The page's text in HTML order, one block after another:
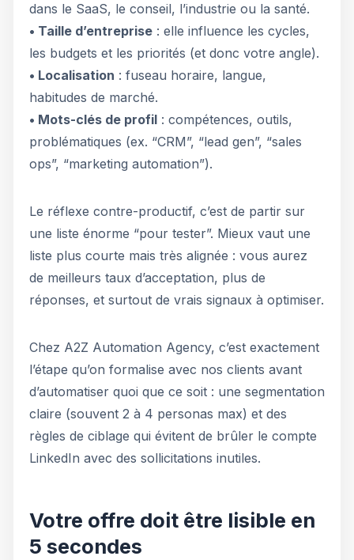
dans le SaaS, le conseil, l’industrie ou la santé.
• Taille d’entreprise : elle influence les cycles,
les budgets et les priorités (et donc votre angle).
• Localisation : fuseau horaire, langue,
habitudes de marché.
• Mots-clés de profil : compétences, outils,
problématiques (ex. “CRM”, “lead gen”, “sales
ops”, “marketing automation”).
Le réflexe contre-productif, c’est de partir sur
une liste énorme “pour tester”. Mieux vaut une
liste plus courte mais très alignée : vous aurez
de meilleurs taux d’acceptation, plus de
réponses, et surtout de vrais signaux à optimiser.
Chez A2Z Automation Agency, c’est exactement
l’étape qu’on formalise avec nos clients avant
d’automatiser quoi que ce soit : une segmentation
claire (souvent 2 à 4 personas max) et des
règles de ciblage qui évitent de brûler le compte
LinkedIn avec des sollicitations inutiles.
Votre offre doit être lisible en
5 secondes